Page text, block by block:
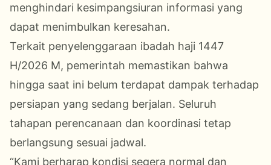
menghindari kesimpangsiuran informasi yang
dapat menimbulkan keresahan.
Terkait penyelenggaraan ibadah haji 1447
H/2026 M, pemerintah memastikan bahwa
hingga saat ini belum terdapat dampak terhadap
persiapan yang sedang berjalan. Seluruh
tahapan perencanaan dan koordinasi tetap
berlangsung sesuai jadwal.
“Kami berharap kondisi segera normal dan